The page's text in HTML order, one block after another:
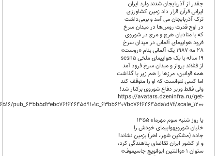
چقدر از آذربایجان شدند وارد ایران
ایرانی قرآن قرار داد زمین کشاورزی
ترک آذربایجان می آمد و برمی‌داشت
در اوج قدرت روس‌ها در میدان سرخ
که با منادیان هرج و مرج در شوروی
فرود هواپیمای آلمانی در میدان سرخ
28 مه 1987 یک آلمانی بنام «روست»
19 ساله با یک هواپیمای ملخی sesna
از فنلاند پرواز و میدان سرخ فرود آمد
همه قوانین، مرزها را هم زیر پا گذاشت
اما کسی نتوانست که او را متوقف کند
ولی فقط وزیر دفاع شوروی برکنار شد!
https://avatars.dzeninfra.ru/get-
pub_63bb5d3ebc76f64645d9101c_63bb6207bc76f64645da1d7f/scale_1200
یا روز شنبه سوم مهرماه 1355
خلبان شورویهواپیمای خودش را
جاده (مشکین شهر، اهر) بزمین نشاند!
و از کشور ایران تقاضای پناهندگی کرد،
ستوان ۱ «والنتین ایوانویچ جاسیموف»